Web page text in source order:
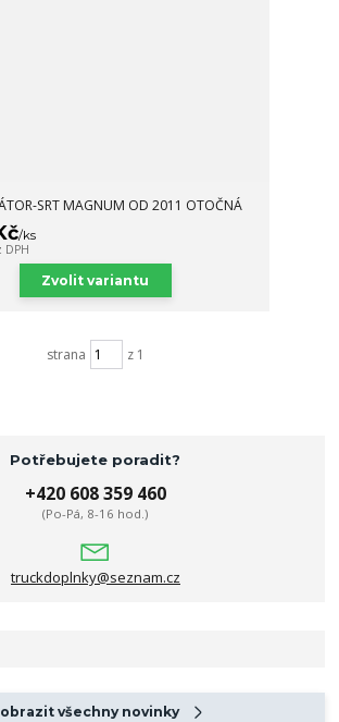
SRT MAGNUM OD 2011 OTOČNÁ
/ks
DPH
Zvolit variantu
strana z 1
Potřebujete poradit?
+420 608 359 460
(Po-Pá, 8-16 hod.)
truckdoplnky@seznam.cz
všechny novinky